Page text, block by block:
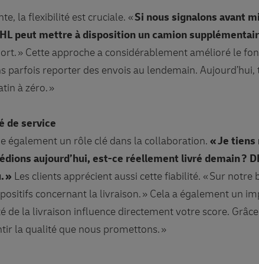
la flexibilité est cruciale. «Si nous signalons avant
peut mettre à disposition un camion
» Cette approche a considérablement amélioré le
parfois reporter des envois au lendemain.
à zéro. »
de service
également un rôle clé dans la collaboration. « Je
aujourd’hui, est-ce réellement livré demain ?
» Les clients apprécient aussi cette fiabilité. « Sur notre
concernant la livraison. » Cela a également un
de la livraison influence directement votre score.
la qualité que nous promettons. »